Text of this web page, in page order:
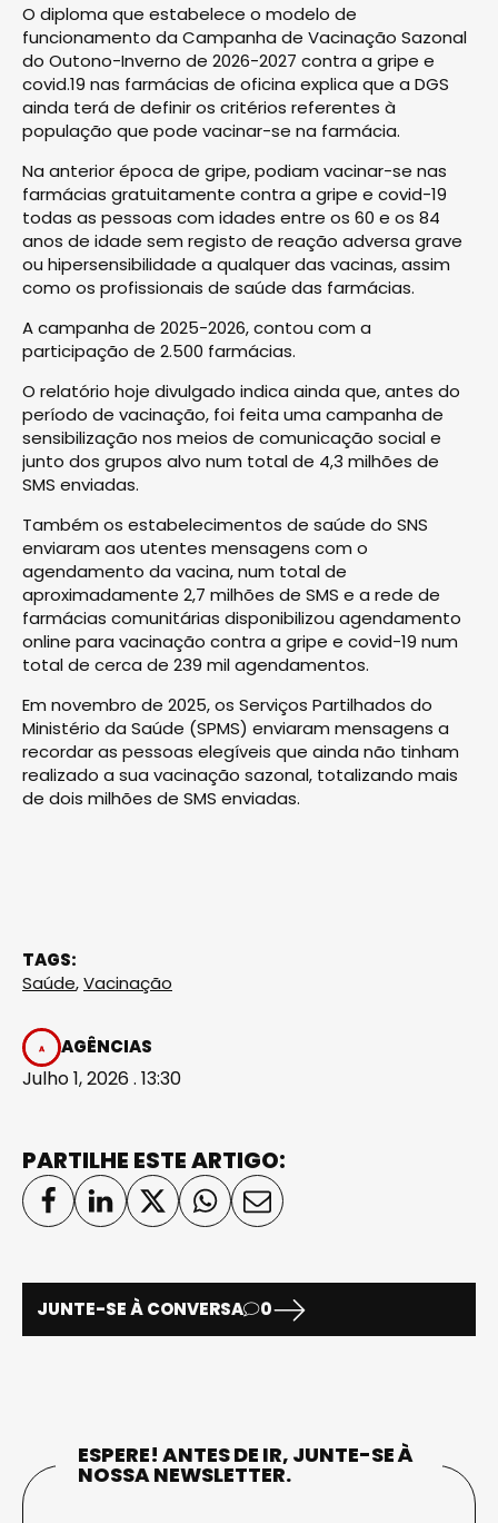
O diploma que estabelece o modelo de
funcionamento da Campanha de Vacinação Sazonal
do Outono-Inverno de 2026-2027 contra a gripe e
covid.19 nas farmácias de oficina explica que a DGS
ainda terá de definir os critérios referentes à
população que pode vacinar-se na farmácia.
Na anterior época de gripe, podiam vacinar-se nas
farmácias gratuitamente contra a gripe e covid-19
todas as pessoas com idades entre os 60 e os 84
anos de idade sem registo de reação adversa grave
ou hipersensibilidade a qualquer das vacinas, assim
como os profissionais de saúde das farmácias.
A campanha de 2025-2026, contou com a
participação de 2.500 farmácias.
O relatório hoje divulgado indica ainda que, antes do
período de vacinação, foi feita uma campanha de
sensibilização nos meios de comunicação social e
junto dos grupos alvo num total de 4,3 milhões de
SMS enviadas.
Também os estabelecimentos de saúde do SNS
enviaram aos utentes mensagens com o
agendamento da vacina, num total de
aproximadamente 2,7 milhões de SMS e a rede de
farmácias comunitárias disponibilizou agendamento
online para vacinação contra a gripe e covid-19 num
total de cerca de 239 mil agendamentos.
Em novembro de 2025, os Serviços Partilhados do
Ministério da Saúde (SPMS) enviaram mensagens a
recordar as pessoas elegíveis que ainda não tinham
realizado a sua vacinação sazonal, totalizando mais
de dois milhões de SMS enviadas.
TAGS:
Saúde,Vacinação
AGÊNCIAS
Julho 1, 2026 . 13:30
PARTILHE ESTE ARTIGO:
JUNTE-SE À CONVERSA 0
ESPERE! ANTES DE IR, JUNTE-SE À
NOSSA NEWSLETTER.